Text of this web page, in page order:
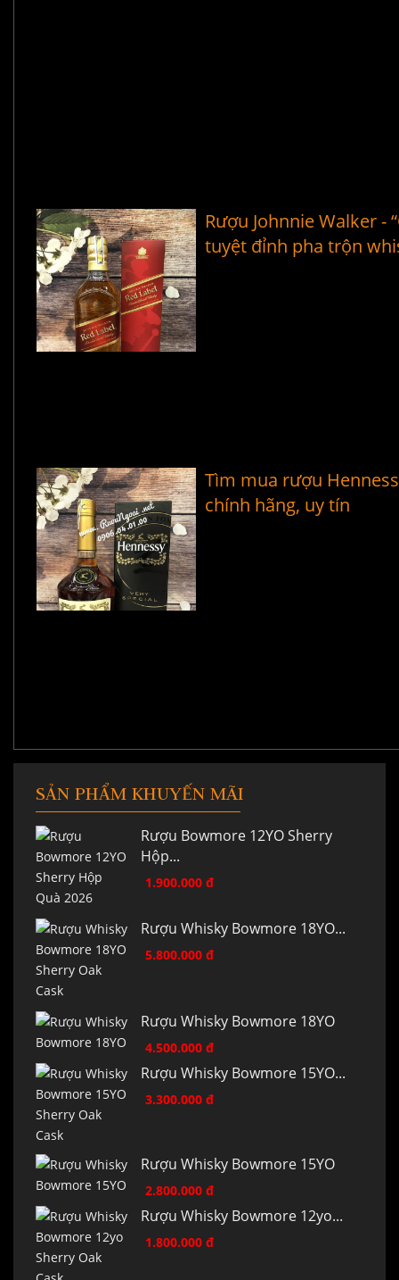
Rượu Johnnie Walker -
tuyệt đỉnh pha trộn
Tìm mua rượu
chính hãng, uy tín
SẢN PHẨM KHUYẾN MÃI
Rượu Bowmore 12YO Sherry
Hộp...
1.900.000 đ
Rượu Whisky Bowmore 18YO...
5.800.000 đ
Rượu Whisky Bowmore 18YO
4.500.000 đ
Rượu Whisky Bowmore 15YO...
3.300.000 đ
Rượu Whisky Bowmore 15YO
2.800.000 đ
Rượu Whisky Bowmore 12yo...
1.800.000 đ